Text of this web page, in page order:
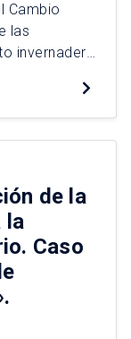
Cambio
las
invernadero
ciclo
de
el aumento
de la
la
Caso